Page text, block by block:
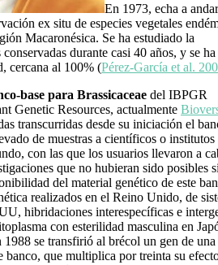
En 1973, echa a
ex situ de especies vegetales
Macaronésica. Se ha estudiado la
durante casi 40 años, y se ha
cercana al 100% (Pérez-García et al.
base para Brassicaceae del IBPGR
Genetic Resources, actualmente
transcurridas desde su iniciación el
de muestras a científicos o institutos
con las que los usuarios llevaron a
que no hubieran sido posibles
del material genético de este
realizados en el Reino Unido, de
hibridaciones interespecíficas e
con esterilidad masculina en
1988 se transfirió al brécol un gen de una
banco, que multiplica por treinta su